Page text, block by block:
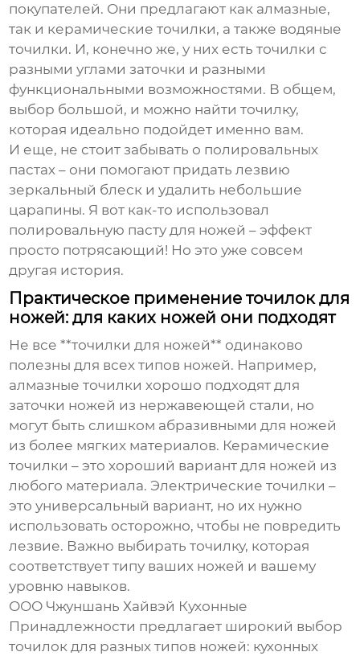
покупателей. Они предлагают как алмазные,
так и керамические точилки, а также водяные
точилки. И, конечно же, у них есть точилки с
разными углами заточки и разными
функциональными возможностями. В общем,
выбор большой, и можно найти точилку,
которая идеально подойдет именно вам.
И еще, не стоит забывать о полировальных
пастах – они помогают придать лезвию
зеркальный блеск и удалить небольшие
царапины. Я вот как-то использовал
полировальную пасту для ножей – эффект
просто потрясающий! Но это уже совсем
другая история.
Практическое применение точилок для
ножей: для каких ножей они подходят
Не все **точилки для ножей** одинаково
полезны для всех типов ножей. Например,
алмазные точилки хорошо подходят для
заточки ножей из нержавеющей стали, но
могут быть слишком абразивными для ножей
из более мягких материалов. Керамические
точилки – это хороший вариант для ножей из
любого материала. Электрические точилки –
это универсальный вариант, но их нужно
использовать осторожно, чтобы не повредить
лезвие. Важно выбирать точилку, которая
соответствует типу ваших ножей и вашему
уровню навыков.
ООО Чжуншань Хайвэй Кухонные
Принадлежности предлагает широкий выбор
точилок для разных типов ножей: кухонных